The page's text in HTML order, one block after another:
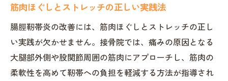
筋肉ほぐしとストレッチの正しい実践法
腸脛靭帯炎の改善には、筋肉ほぐしとストレッチの正し
い実践が欠かせません。接骨院では、痛みの原因となる
大腿部外側や股関節周囲の筋肉にアプローチし、筋肉の
柔軟性を高めて靭帯への負担を軽減する方法が指導され